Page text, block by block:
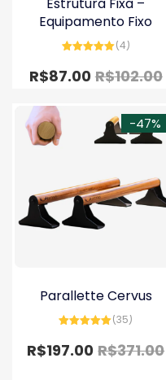
Equipamento Fixo
5.00de 5
(4)
R$102.00
R$87.00
-47%
Parallette Cervus
4.97 de 5
(35)
R$371.00
R$197.00